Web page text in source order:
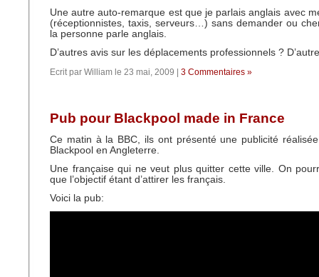
Une autre auto-remarque est que je parlais anglais avec
(réceptionnistes, taxis, serveurs…) sans demander ou
la personne parle anglais.
D’autres avis sur les déplacements professionnels ?
Ecrit par William le 23 mai, 2009 | 3 Commentaires »
Pub pour Blackpool made in France
Ce matin à la BBC, ils ont présenté une publicité
Blackpool en Angleterre.
Une française qui ne veut plus quitter cette ville. On
que l’objectif étant d’attirer les français.
Voici la pub: